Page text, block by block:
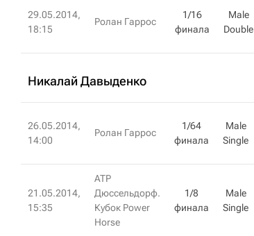
29.05.2014,
18:15
Ролан Гаррос
1/16
финала
Male
Double
Никалай Давыденко
26.05.2014,
14:00
Ролан Гаррос
1/64
финала
Male
Single
21.05.2014,
15:35
ATP
Дюссельдорф.
Кубок Power
Horse
1/8
финала
Male
Single